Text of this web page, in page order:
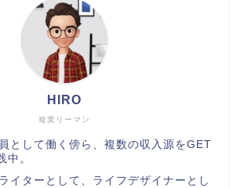
複業リーマン
HIRO
として働く傍ら、複数の収入源をGET
中。
イターとして、ライフデザイナーとし